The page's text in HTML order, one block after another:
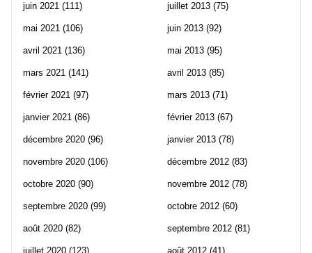
juin 2021 (111)
mai 2021 (106)
avril 2021 (136)
mars 2021 (141)
février 2021 (97)
janvier 2021 (86)
décembre 2020 (96)
novembre 2020 (106)
octobre 2020 (90)
septembre 2020 (99)
août 2020 (82)
juillet 2020 (123)
juillet 2013 (75)
juin 2013 (92)
mai 2013 (95)
avril 2013 (85)
mars 2013 (71)
février 2013 (67)
janvier 2013 (78)
décembre 2012 (83)
novembre 2012 (78)
octobre 2012 (60)
septembre 2012 (81)
août 2012 (41)